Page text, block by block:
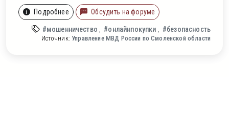
Подробнее Обсудить на форуме
#мошенничество #онлайнпокупки #безопасность
Источник: Управление МВД России по Смоленской области